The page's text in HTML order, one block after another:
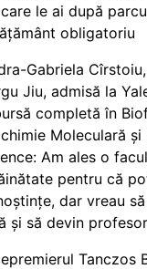
le ai după
obligatoriu
Gabriela
Jiu, admisă la
completă în
Moleculară
Am ales o
pentru că
dar vreau
și să devin profesor
Tanczos